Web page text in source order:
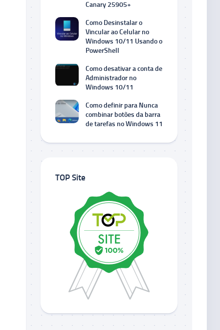
Canary 25905+
Como Desinstalar o
Vincular ao Celular no
Windows 10/11 Usando o
PowerShell
Como desativar a conta de
Administrador no
Windows 10/11
Como definir para Nunca
combinar botões da barra
de tarefas no Windows 11
TOP Site